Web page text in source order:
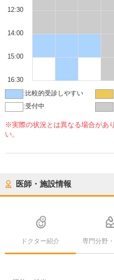
12:30
14:00
15:00
16:30
: 比較的受診しやすい
:受付中
※実際の状況とは異なる場合があ
い。
医師・施設情報
ドクター紹介 専門分野